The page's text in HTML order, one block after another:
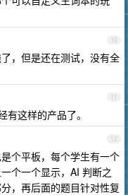
10
，但是还在测试，没有全
11
这样的产品了。
12
个平板，每个学生有一个
个一个显示，AI 判断之
，再后面的题目针对性复